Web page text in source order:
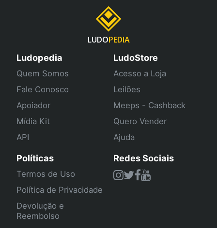
LUDOPEDIA
Ludopedia
Quem Somos
Fale Conosco
Apoiador
Mídia Kit
API
LudoStore
Acesso a Loja
Leilões
Meeps - Cashback
Quero Vender
Ajuda
Políticas
Termos de Uso
Política de Privacidade
Devolução e
Reembolso
Redes Sociais